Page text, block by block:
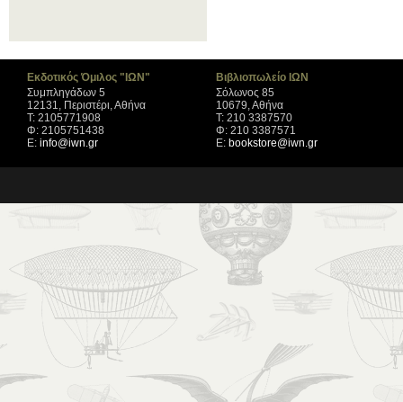
Εκδοτικός Όμιλος "ΙΩΝ"
Συμπληγάδων 5
12131, Περιστέρι, Αθήνα
Τ: 2105771908
Φ: 2105751438
Ε: info@iwn.gr
Βιβλιοπωλείο ΙΩΝ
Σόλωνος 85
10679, Αθήνα
Τ: 210 3387570
Φ: 210 3387571
Ε: bookstore@iwn.gr